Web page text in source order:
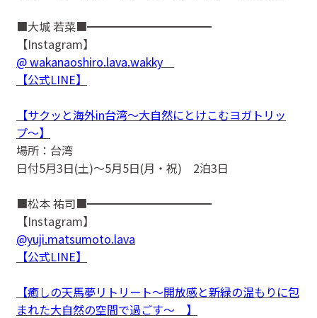
■大城 若菜■━━━━━━━━━━━
【Instagram】
@ wakanaoshiro.lava.wakky
【公式LINE】
【サクッと海外in台湾〜大自然にとけこむヨガトリッ
プ〜】
場所：台湾
日付5月3日(土)〜5月5日(月・祝) 2泊3日
■松本 祐司■━━━━━━━━━━━
【Instagram】
@yuji.matsumoto.lava
【公式LINE】
【癒しの天馬夢リトリート〜開放感と新緑の温もりに包
まれた大自然の空間で過ごす〜 】